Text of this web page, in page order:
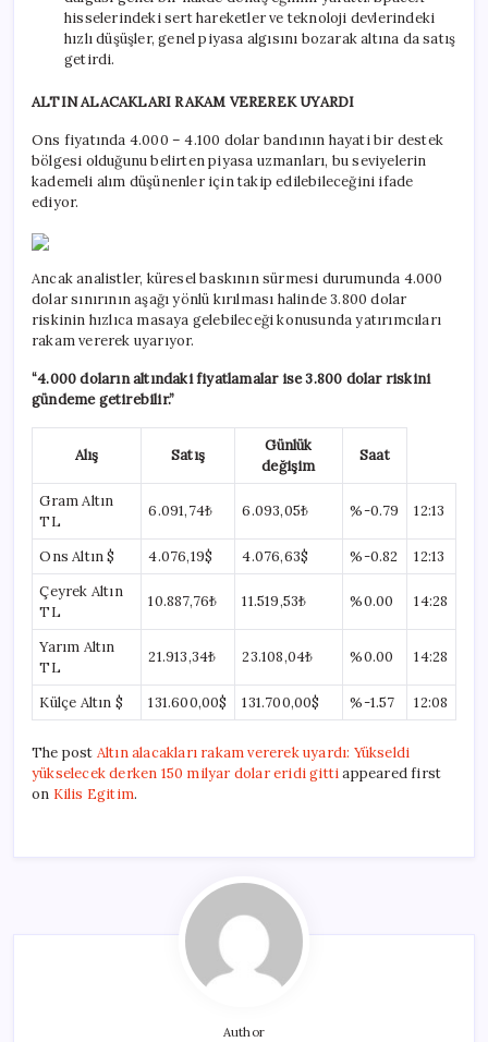
hisselerindeki sert hareketler ve teknoloji devlerindeki
hızlı düşüşler, genel piyasa algısını bozarak altına da satış
getirdi.
ALTIN ALACAKLARI RAKAM VEREREK UYARDI
Ons fiyatında 4.000 – 4.100 dolar bandının hayati bir destek
bölgesi olduğunu belirten piyasa uzmanları, bu seviyelerin
kademeli alım düşünenler için takip edilebileceğini ifade
ediyor.
Ancak analistler, küresel baskının sürmesi durumunda 4.000
dolar sınırının aşağı yönlü kırılması halinde 3.800 dolar
riskinin hızlıca masaya gelebileceği konusunda yatırımcıları
rakam vererek uyarıyor.
“4.000 doların altındaki fiyatlamalar ise 3.800 dolar riskini
gündeme getirebilir.”
Alış Satış
Günlük
değişim
Saat
Gram Altın
TL
6.091,74₺ 6.093,05₺ %-0.79 12:13
Ons Altın $ 4.076,19$ 4.076,63$ %-0.82
12:13
Çeyrek Altın
TL
10.887,76₺ 11.519,53₺ %0.00 14:28
Yarım Altın
TL
21.913,34₺ 23.108,04₺ %0.00 14:28
Külçe Altın $ 131.600,00$ 131.700,00$ %-1.57 12:08
The post Altın alacakları rakam vererek uyardı: Yükseldi
yükselecek derken 150 milyar dolar eridi gittiappeared first
on Kilis Egitim.
Author